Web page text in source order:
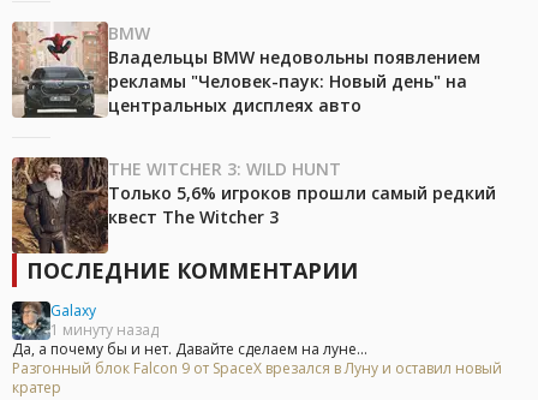
BMW
Владельцы BMW недовольны появлением
рекламы "Человек-паук: Новый день" на
центральных дисплеях авто
THE WITCHER 3: WILD HUNT
Только 5,6% игроков прошли самый редкий
квест The Witcher 3
ПОСЛЕДНИЕ КОММЕНТАРИИ
Galaxy
1 минуту назад
Да, а почему бы и нет. Давайте сделаем на луне...
Разгонный блок Falcon 9 от SpaceX врезался в Луну и оставил новый
кратер